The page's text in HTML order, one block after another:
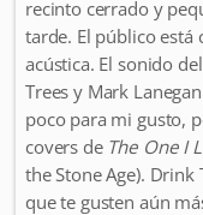
recinto cerrado y
tarde. El público está
acústica. El sonido
Trees y Mark
poco para mi gusto,
covers de The One I
the Stone Age). Drink
que te gusten aún